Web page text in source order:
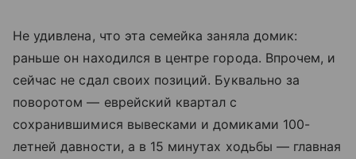
Не удивлена, что эта семейка заняла домик:
раньше он находился в центре города. Впрочем, и
сейчас не сдал своих позиций. Буквально за
поворотом — еврейский квартал с
сохранившимися вывесками и домиками 100-
летней давности, а в 15 минутах ходьбы — главная